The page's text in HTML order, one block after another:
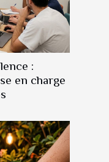
:
en charge